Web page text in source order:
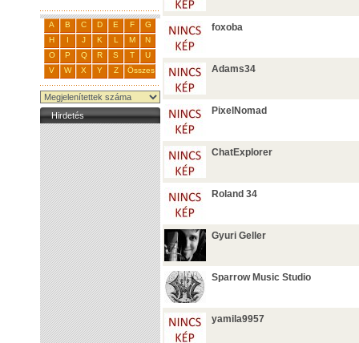
A B C D E F
G
H
I J K L M
N
O
P Q R S T
U
V
W X Y Z Összes
Hirdetés
foxoba
Adams34
PixelNomad
ChatExplorer
Roland 34
Gyuri Geller
Sparrow Music Studio
yamila9957